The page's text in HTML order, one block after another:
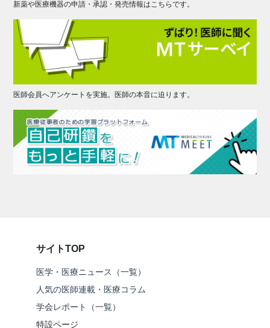
新薬や医療機器の申請・承認・発売情報はこちらです。
医師会員へアンケートを実施。医師の本音に迫ります。
サイトTOP
医学・医療ニュース（一覧）
人気の医師連載・医療コラム
学会レポート（一覧）
特設ページ